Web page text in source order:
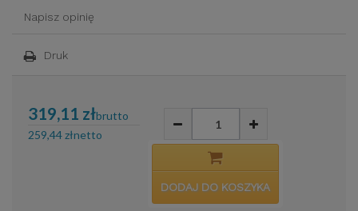
Napisz opinię
Druk
319,11 złbrutto
259,44 złnetto
DODAJ DO KOSZYKA